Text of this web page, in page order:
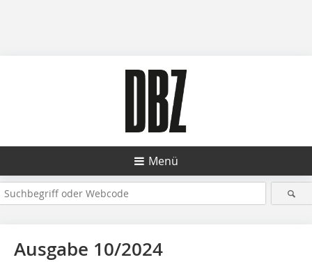
Menü
Ausgabe 10/2024